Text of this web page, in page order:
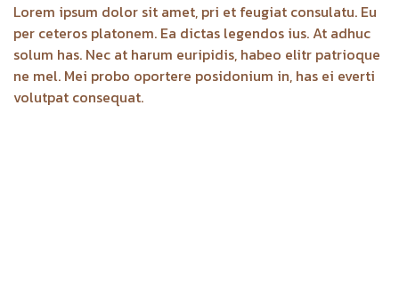
Lorem ipsum dolor sit amet, pri et feugiat consulatu. Eu
per ceteros platonem. Ea dictas legendos ius. At adhuc
solum has. Nec at harum euripidis, habeo elitr patrioque
ne mel. Mei probo oportere posidonium in, has ei everti
volutpat consequat.